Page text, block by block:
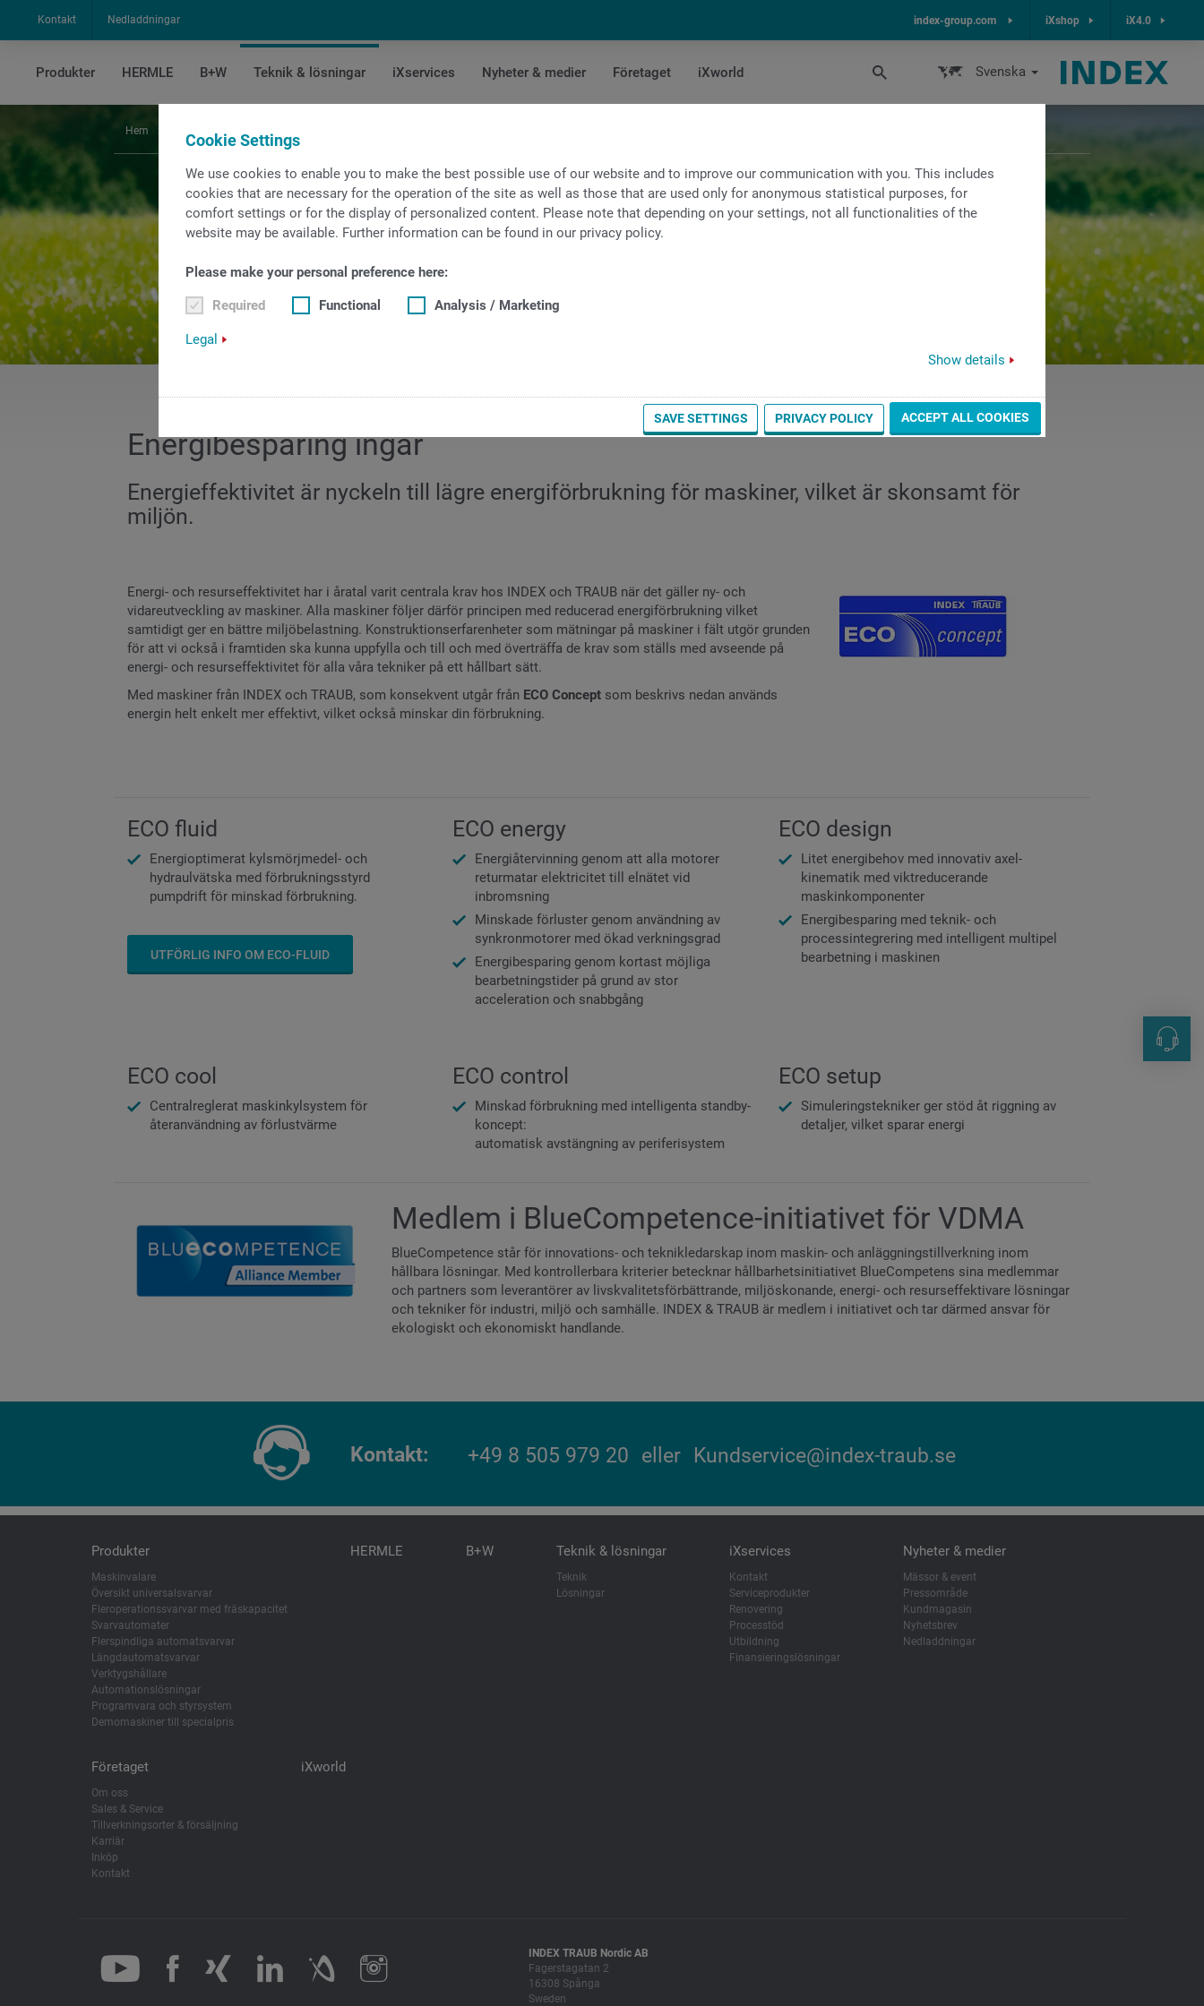
Cookie Settings
We use cookies to enable you to make the best possible use of our website and to improve our communication with you. This includes
cookies that are necessary for the operation of the site as well as those that are used only for anonymous statistical purposes, for
comfort settings or for the display of personalized content. Please note that depending on your settings, not all functionalities of the
website may be available. Further information can be found in our privacy policy.
Please make your personal preference here:
Required Functional Analysis / Marketing
Legal
Show details
SAVE SETTINGS PRIVACY POLICY ACCEPT ALL COOKIES
Kontakt Nedladdningar index-group.com iXshop iX4.0
Produkter HERMLE B+W Teknik & lösningar iXservices Nyheter & medier Företaget iXworld Svenska
Hem Teknik & lösningar
Energibesparing ingår
Energieffektivitet är nyckeln till lägre energiförbrukning för maskiner, vilket är skonsamt för
miljön.
Energi- och resurseffektivitet har i åratal varit centrala krav hos INDEX och TRAUB när det gäller ny- och
vidareutveckling av maskiner. Alla maskiner följer därför principen med reducerad energiförbrukning vilket
samtidigt ger en bättre miljöbelastning. Konstruktionserfarenheter som mätningar på maskiner i fält utgör grunden
för att vi också i framtiden ska kunna uppfylla och till och med överträffa de krav som ställs med avseende på
energi- och resurseffektivitet för alla våra tekniker på ett hållbart sätt.
Med maskiner från INDEX och TRAUB, som konsekvent utgår från ECO Concept som beskrivs nedan används
energin helt enkelt mer effektivt, vilket också minskar din förbrukning.
ECO fluid
Energioptimerat kylsmörjmedel- och
hydraulvätska med förbrukningsstyrd
pumpdrift för minskad förbrukning.
UTFÖRLIG INFO OM ECO-FLUID
ECO energy
Energiåtervinning genom att alla motorer
returmatar elektricitet till elnätet vid
inbromsning
Minskade förluster genom användning av
synkronmotorer med ökad verkningsgrad
Energibesparing genom kortast möjliga
bearbetningstider på grund av stor
acceleration och snabbgång
ECO design
Litet energibehov med innovativ axel-
kinematik med viktreducerande
maskinkomponenter
Energibesparing med teknik- och
processintegrering med intelligent multipel
bearbetning i maskinen
ECO cool
Centralreglerat maskinkylsystem för
återanvändning av förlustvärme
ECO control
Minskad förbrukning med intelligenta standby-
koncept:
automatisk avstängning av periferisystem
ECO setup
Simuleringstekniker ger stöd åt riggning av
detaljer, vilket sparar energi
Medlem i BlueCompetence-initiativet för VDMA
BlueCompetence står för innovations- och teknikledarskap inom maskin- och anläggningstillverkning inom
hållbara lösningar. Med kontrollerbara kriterier betecknar hållbarhetsinitiativet BlueCompetens sina medlemmar
och partners som leverantörer av livskvalitetsförbättrande, miljöskonande, energi- och resurseffektivare lösningar
och tekniker för industri, miljö och samhälle. INDEX & TRAUB är medlem i initiativet och tar därmed ansvar för
ekologiskt och ekonomiskt handlande.
Kontakt +49 8 505 979 20 eller Kundservice@index-traub.se
Produkter
Maskinvalare
Översikt universalsvarvar
Fleroperationssvarvar med fräskapacitet
Svarvautomater
Flerspindliga automatsvarvar
Längdautomatsvarvar
Verktygshållare
Automationslösningar
Programvara och styrsystem
Demomaskiner till specialpris
HERMLE B+W Teknik & lösningar
Teknik
Lösningar
iXservices
Kontakt
Serviceprodukter
Renovering
Processtöd
Utbildning
Finansieringslösningar
Nyheter & medier
Mässor & event
Pressområde
Kundmagasin
Nyhetsbrev
Nedladdningar
Företaget
Om oss
Sales & Service
Tillverkningsorter & försäljning
Karriär
Inköp
Kontakt
iXworld
INDEX TRAUB Nordic AB
Fagerstagatan 2
16308 Spånga
Sweden